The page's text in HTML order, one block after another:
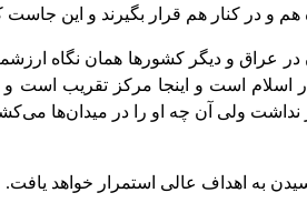
و در کنار هم قرار بگیرند و این
عراق و دیگر کشورها همان نگاه
است و اینجا مرکز تقریب است
ولی آن چه او را در میدان‌ها
به اهداف عالی استمرار خواهد یافت.